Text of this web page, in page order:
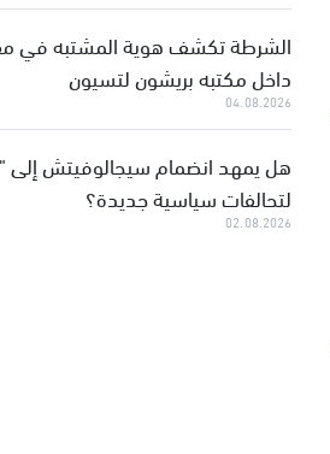
الشرطة تكشف هوية المشتبه في
داخل مكتبه بريشون لتسيون
04.08.2026
هل يمهد انضمام سيجالوفيتش إلى
لتحالفات سياسية جديدة؟
02.08.2026